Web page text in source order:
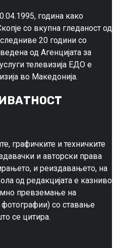
година како
со вкупна гледаност од
20 години со
од Агенцијата за
телевизија ЕДО е
во Македонија.
графичките и техничките
и авторски права
и реиздавањето, на
од редакцијата е казниво
превземање на
со ставање
се цитира.